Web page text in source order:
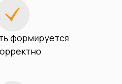
формируется